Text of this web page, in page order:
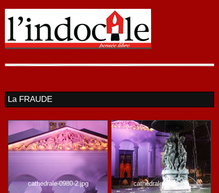
La FRAUDE
cathedrale-0980-2.jpg cathedrale-0993.jpg